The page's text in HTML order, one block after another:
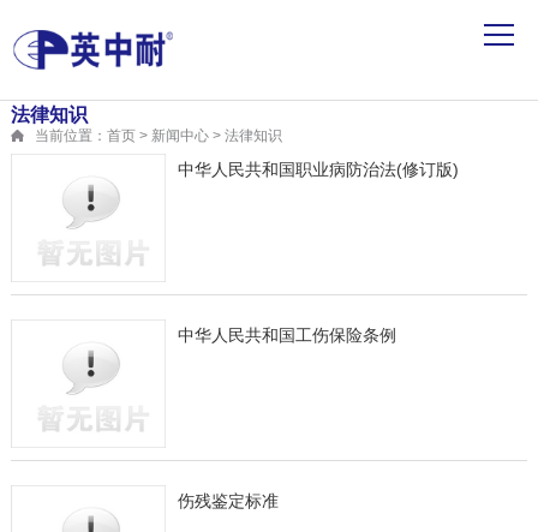
法律知识
当前位置：首页 > 新闻中心 > 法律知识
中华人民共和国职业病防治法(修订版)
中华人民共和国工伤保险条例
伤残鉴定标准